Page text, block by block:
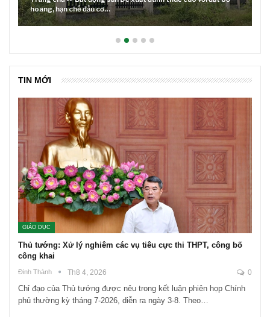
Lãi suất neo cao và cuộc tái cơ cấu trên thị trường BĐS
TIN MỚI
GIÁO DỤC
Thủ tướng: Xử lý nghiêm các vụ tiêu cực thi THPT, công bố
công khai
Đinh Thành Th8 4, 2026 0
Chỉ đạo của Thủ tướng được nêu trong kết luận phiên họp Chính
phủ thường kỳ tháng 7-2026, diễn ra ngày 3-8. Theo…